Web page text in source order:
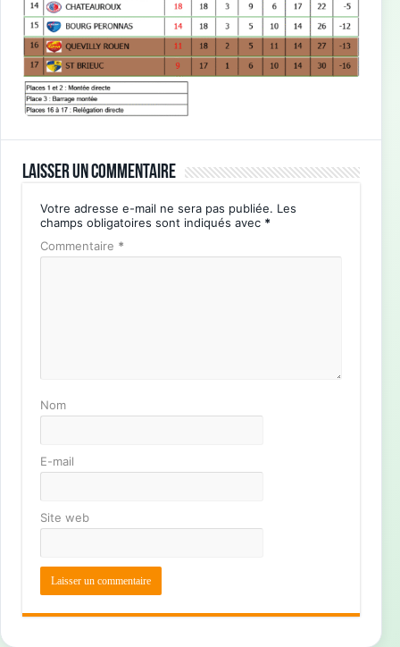
Laisser un commentaire
Votre adresse e-mail ne sera pas publiée. Les
champs obligatoires sont indiqués avec *
Commentaire *
Nom
E-mail
Site web